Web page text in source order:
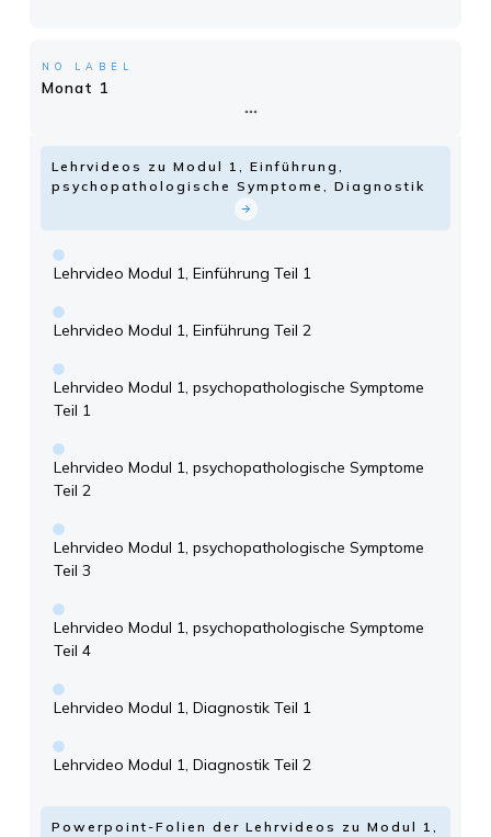
NO LABEL
Monat 1
Lehrvideos zu Modul 1, Einführung,
psychopathologische Symptome, Diagnostik
Lehrvideo Modul 1, Einführung Teil 1
Lehrvideo Modul 1, Einführung Teil 2
Lehrvideo Modul 1, psychopathologische Symptome
Teil 1
Lehrvideo Modul 1, psychopathologische Symptome
Teil 2
Lehrvideo Modul 1, psychopathologische Symptome
Teil 3
Lehrvideo Modul 1, psychopathologische Symptome
Teil 4
Lehrvideo Modul 1, Diagnostik Teil 1
Lehrvideo Modul 1, Diagnostik Teil 2
Powerpoint-Folien der Lehrvideos zu Modul 1,